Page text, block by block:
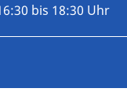
bis 18:30 Uhr